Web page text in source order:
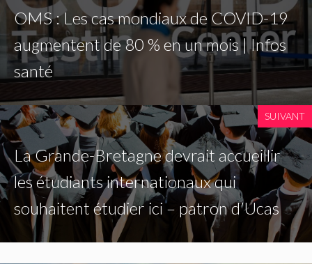
OMS : Les cas mondiaux de COVID-19
augmentent de 80 % en un mois | Infos
santé
SUIVANT
La Grande-Bretagne devrait accueillir
les étudiants internationaux qui
souhaitent étudier ici – patron d’Ucas